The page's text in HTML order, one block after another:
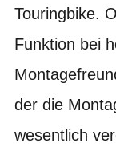
Touringbike.
Funktion bei
der die
wesentlich